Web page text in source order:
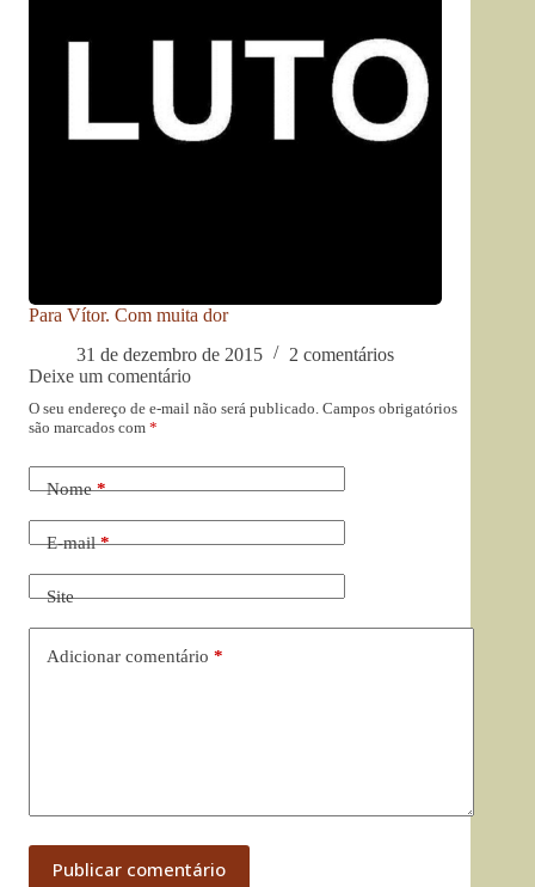
Para Vítor. Com muita dor
31 de dezembro de 2015
2 comentários
Deixe um comentário
O seu endereço de e-mail não será publicado. Campos obrigatórios
são marcados com *
Nome*
E-mail*
Site
Adicionar comentário *
Publicar comentário